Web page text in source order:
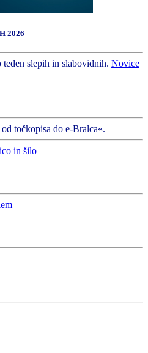
2026
slepih in slabovidnih. Novice
točkopisa do e-Bralca«.